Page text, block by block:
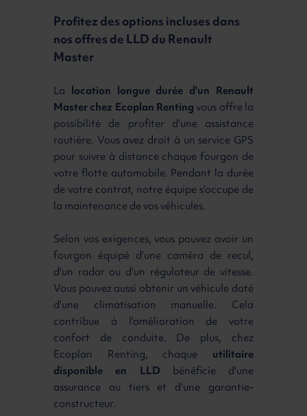
Profitez des options incluses dans
nos offres de LLD du Renault
Master
La location longue durée d'un Renault
Master chez Ecoplan Rentingvous offre la
possibilité de profiter d'une assistance
routière. Vous avez droit à un service GPS
pour suivre à distance chaque fourgon de
votre flotte automobile. Pendant la durée
de votre contrat, notre équipe s'occupe de
la maintenance de vos véhicules.
Selon vos exigences, vous pouvez avoir un
fourgon équipé d'une caméra de recul,
d'un radar ou d'un régulateur de vitesse.
Vous pouvez aussi obtenir un véhicule doté
d'une climatisation manuelle. Cela
contribue à l'amélioration de votre
confort de conduite. De plus, chez
Ecoplan Renting, chaque utilitaire
disponible en LLD bénéficie d'une
assurance au tiers et d'une garantie-
constructeur.